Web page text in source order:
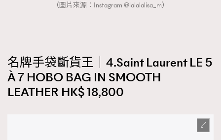
（圖片來源：Instagram @lalalalisa_m）
名牌手袋斷貨王｜4.Saint Laurent LE 5
À 7 HOBO BAG IN SMOOTH
LEATHER HK$ 18,800